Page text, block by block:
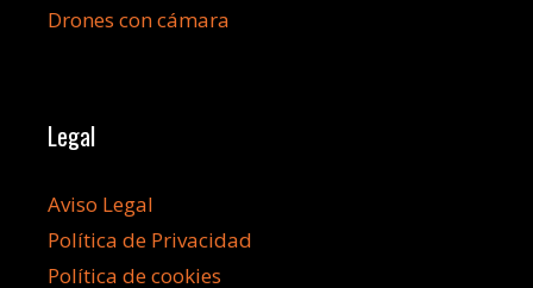
Drones con cámara
Legal
Aviso Legal
Política de Privacidad
Política de cookies